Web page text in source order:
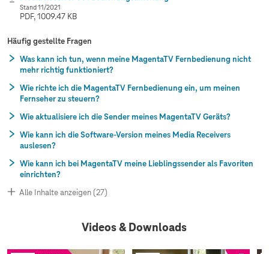
Stand 11/2021
PDF, 1009.47 KB
Häufig gestellte Fragen
Was kann ich tun, wenn meine MagentaTV Fernbedienung nicht
mehr richtig funktioniert?
Wie richte ich die MagentaTV Fernbedienung ein, um meinen
Fernseher zu steuern?
Wie aktualisiere ich die Sender meines MagentaTV Geräts?
Wie kann ich die Software-Version meines Media Receivers
auslesen?
Wie kann ich bei MagentaTV meine Lieblingssender als Favoriten
einrichten?
Alle Inhalte anzeigen (27)
Videos & Downloads